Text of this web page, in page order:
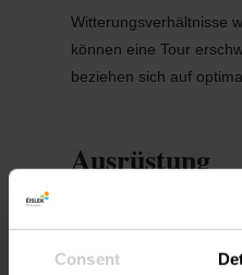
Consent
Witterungsverhältnisse
können eine Tour
beziehen sich auf
Ausrüstung